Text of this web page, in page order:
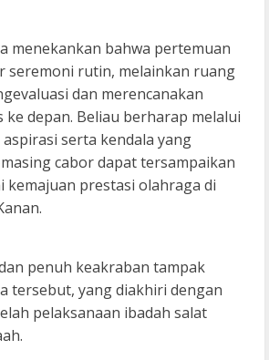
menekankan bahwa pertemuan
seremoni rutin, melainkan ruang
dan merencanakan
depan. Beliau berharap melalui
serta kendala yang
cabor dapat tersampaikan
kemajuan prestasi olahraga di
penuh keakraban tampak
tersebut, yang diakhiri dengan
pelaksanaan ibadah salat